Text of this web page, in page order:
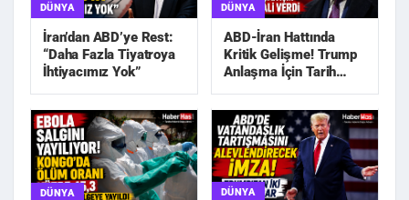
DÜNYA
İran’dan ABD’ye Rest:
“Daha Fazla Tiyatroya
İhtiyacımız Yok”
DÜNYA
ABD-İran Hattında
Kritik Gelişme! Trump
Anlaşma İçin Tarih
DÜNYA DÜNYA